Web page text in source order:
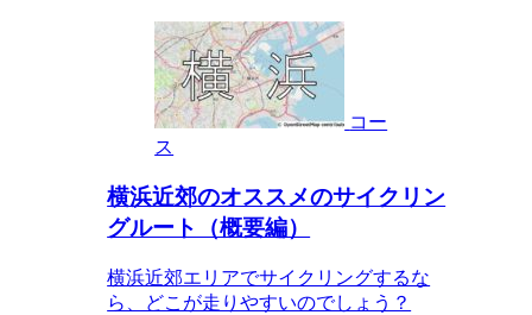
コー
ス
横浜近郊のオススメのサイクリン
グルート（概要編）
横浜近郊エリアでサイクリングするな
ら、どこが走りやすいのでしょう？